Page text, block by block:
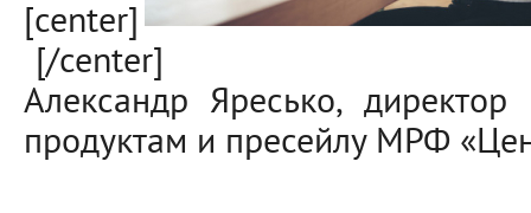
[center]
[/center]
Александр Яресько,
продуктам и пресейлу МРФ